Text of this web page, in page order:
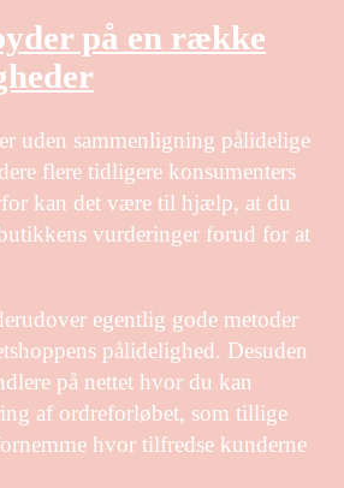
på en række
uden sammenligning pålidelige
flere tidligere konsumenters
kan det være til hjælp, at du
vurderinger forud for at
egentlig gode metoder
pålidelighed. Desuden
på nettet hvor du kan
af ordreforløbet, som tillige
hvor tilfredse kunderne